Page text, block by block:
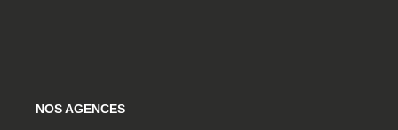
NOS AGENCES